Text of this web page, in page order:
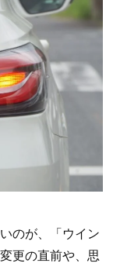
のが、「ウイン
更の直前や、思